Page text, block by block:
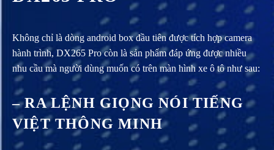
Không chỉ là dòng android box đầu tiên được tích hợp camera
hành trình, DX265 Pro còn là sản phẩm đáp ứng được nhiều
nhu cầu mà người dùng muốn có trên màn hình xe ô tô như sau:
– RA LỆNH GIỌNG NÓI TIẾNG
VIỆT THÔNG MINH